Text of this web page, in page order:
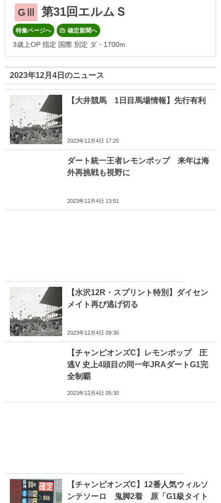
GⅢ 第31回エルムＳ
特集ページへ 確定新聞へ
3歳上OP 指定 国際 別定 ダ・1700m
2023年12月4日のニュース
【大井競馬 1日目馬場情報】先行有利
2023年12月4日 17:25
ダート統一王者レモンポップ 来年は海
外再挑戦も視野に
2023年12月4日 13:51
【水沢12R・スプリント特別】ダイセン
メイト再び逃げ切る
2023年12月4日 09:30
【チャンピオンズC】レモンポップ 圧
逃V 史上4頭目の同一年JRAダートG1完
全制覇
2023年12月4日 05:30
【チャンピオンズC】12番人気ウィルソ
ンテソーロ 鬼脚2着 原「G1級タイト